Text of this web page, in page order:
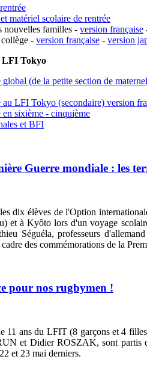
matériel scolaire de rentrée
nouvelles familles - version française
- version française - version
LFI Tokyo
global (de la petite section de
au LFI Tokyo (secondaire) version
en sixième - cinquième
et BFI
Guerre mondiale : les
dix élèves de l'Option
et à Kyôto lors d'un voyage
Séguéla, professeurs
des commémorations de la
pour nos rugbymen !
11 ans du LFIT (8 garçons et 4
et Didier ROSZAK, sont partis
et 23 mai derniers.